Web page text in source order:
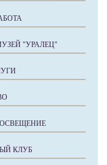
"УРАЛЕЦ"
КЛУБ